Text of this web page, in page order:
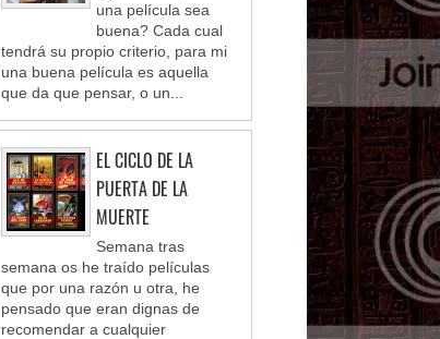
una película sea
buena? Cada cual
tendrá su propio criterio, para mi
una buena película es aquella
que da que pensar, o un...
EL CICLO DE LA
PUERTA DE LA
MUERTE
Semana tras
semana os he traído películas
que por una razón u otra, he
pensado que eran dignas de
recomendar a cualquier